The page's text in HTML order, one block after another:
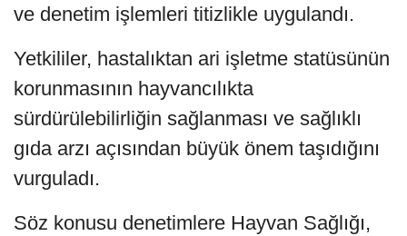
ve denetim işlemleri titizlikle uygulandı.
Yetkililer, hastalıktan ari işletme statüsünün
korunmasının hayvancılıkta
sürdürülebilirliğin sağlanması ve sağlıklı
gıda arzı açısından büyük önem taşıdığını
vurguladı.
Söz konusu denetimlere Hayvan Sağlığı,